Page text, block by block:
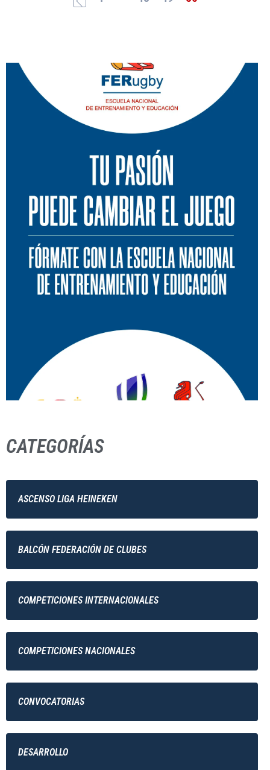
CATEGORÍAS
ASCENSO LIGA HEINEKEN
BALCÓN FEDERACIÓN DE CLUBES
COMPETICIONES INTERNACIONALES
COMPETICIONES NACIONALES
CONVOCATORIAS
DESARROLLO